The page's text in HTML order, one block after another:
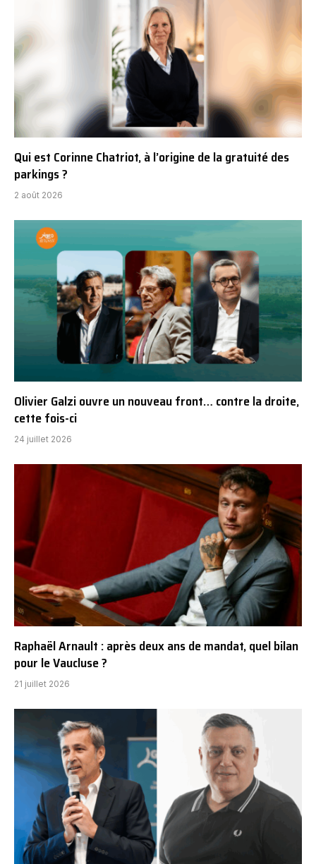
Qui est Corinne Chatriot, à l’origine de la gratuité des
parkings ?
2 août 2026
Olivier Galzi ouvre un nouveau front… contre la droite,
cette fois-ci
24 juillet 2026
Raphaël Arnault : après deux ans de mandat, quel bilan
pour le Vaucluse ?
21 juillet 2026